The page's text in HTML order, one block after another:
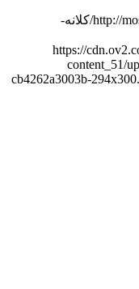
http://mosafernameh.ir/wp-content/uploads/2022/01/کلانه-
https://
content_51/
cb4262a3003b-